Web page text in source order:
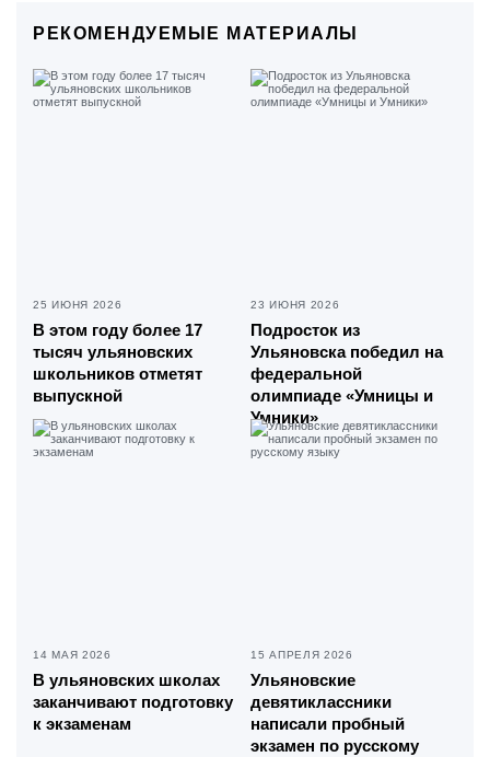
РЕКОМЕНДУЕМЫЕ МАТЕРИАЛЫ
25 ИЮНЯ 2026
В этом году более 17
тысяч ульяновских
школьников отметят
выпускной
23 ИЮНЯ 2026
Подросток из
Ульяновска победил на
федеральной
олимпиаде «Умницы и
Умники»
14 МАЯ 2026
В ульяновских школах
заканчивают подготовку
к экзаменам
15 АПРЕЛЯ 2026
Ульяновские
девятиклассники
написали пробный
экзамен по русскому